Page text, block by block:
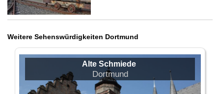
Weitere Sehenswürdigkeiten Dortmund
Alte Schmiede
Dortmund